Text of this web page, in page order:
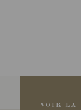
VOIR LA